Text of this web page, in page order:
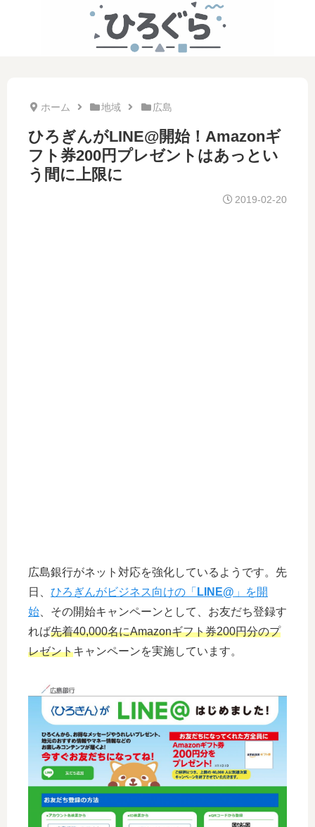
ホーム 地域 広島
ひろぎんがLINE@開始！Amazonギ
フト券200円プレゼントはあっとい
う間に上限に
2019-02-20
広島銀行がネット対応を強化しているようです。先
日、 ひろぎんがビジネス向けの「 LINE@ 」を開
始 、その開始キャンペーンとして、お友だち登録す
れば先着40,000名にAmazonギフト券200円分のプ
レゼントキャンペーンを実施しています。